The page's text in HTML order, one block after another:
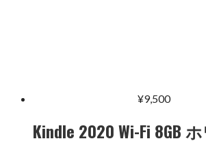
¥9,500
Kindle 2020 Wi-Fi 8GB